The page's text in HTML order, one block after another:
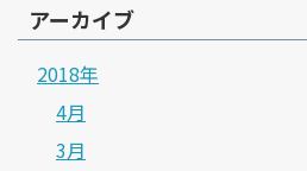
アーカイブ
2018年
4月
3月